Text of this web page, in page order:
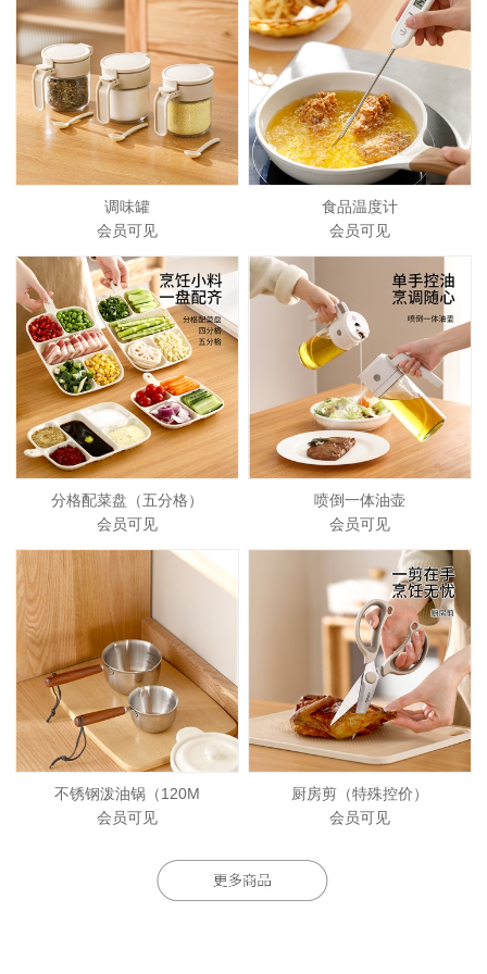
调味罐
会员可见
食品温度计
会员可见
分格配菜盘（五分格）
会员可见
喷倒一体油壶
会员可见
不锈钢泼油锅（120M
会员可见
厨房剪（特殊控价）
会员可见